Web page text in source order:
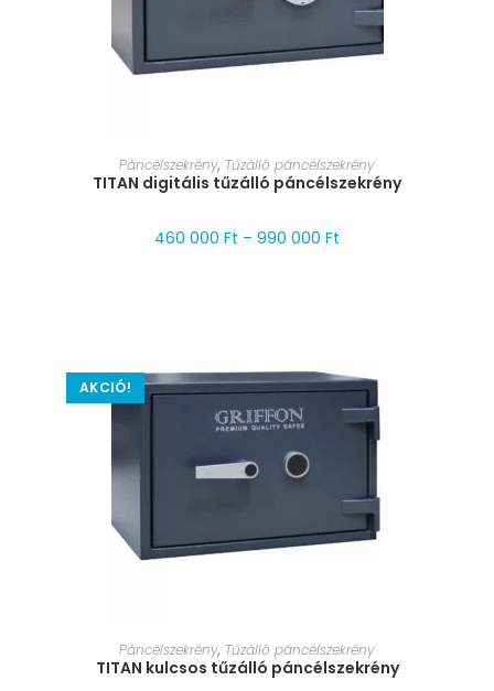
MÉRET VÁLASZTÁSA
Páncélszekrény, Tűzálló páncélszekrény
TITAN digitális tűzálló páncélszekrény
460 000 Ft – 990 000 Ft
AKCIÓ!
MÉRET VÁLASZTÁSA
Páncélszekrény, Tűzálló páncélszekrény
TITAN kulcsos tűzálló páncélszekrény